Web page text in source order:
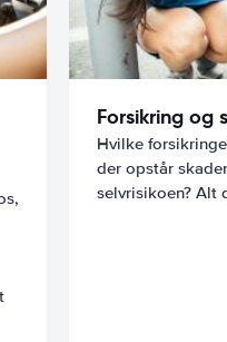
Forsikring og
Hvilke
der opstår
selvrisikoen? Alt